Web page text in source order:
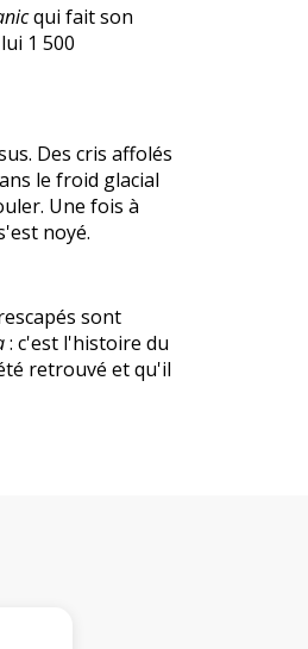
qui fait son
1 500
Des cris affolés
le froid glacial
Une fois à
noyé.
sont
: c'est l'histoire du
retrouvé et qu'il